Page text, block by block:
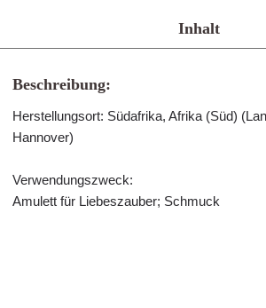
Inhalt
Beschreibung:
Herstellungsort: Südafrika, Afrika (Süd)
Hannover)
Verwendungszweck:
Amulett für Liebeszauber; Schmuck